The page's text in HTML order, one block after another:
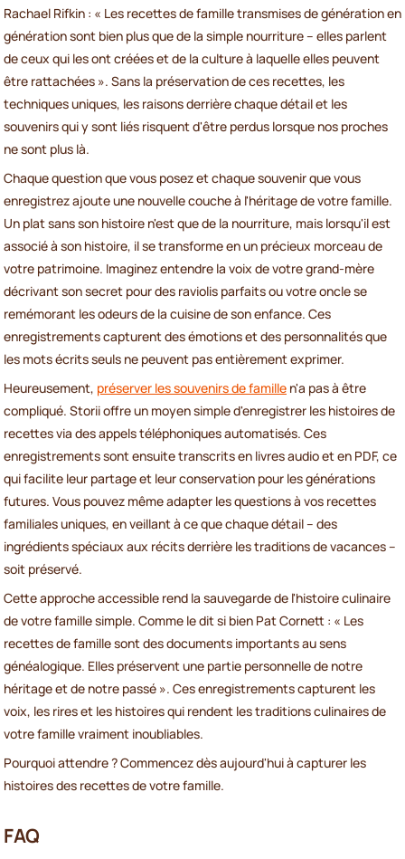
Rachael Rifkin : « Les recettes de famille transmises de génération en
génération sont bien plus que de la simple nourriture – elles parlent
de ceux qui les ont créées et de la culture à laquelle elles peuvent
être rattachées ». Sans la préservation de ces recettes, les
techniques uniques, les raisons derrière chaque détail et les
souvenirs qui y sont liés risquent d'être perdus lorsque nos proches
ne sont plus là.
Chaque question que vous posez et chaque souvenir que vous
enregistrez ajoute une nouvelle couche à l'héritage de votre famille.
Un plat sans son histoire n'est que de la nourriture, mais lorsqu'il est
associé à son histoire, il se transforme en un précieux morceau de
votre patrimoine. Imaginez entendre la voix de votre grand-mère
décrivant son secret pour des raviolis parfaits ou votre oncle se
remémorant les odeurs de la cuisine de son enfance. Ces
enregistrements capturent des émotions et des personnalités que
les mots écrits seuls ne peuvent pas entièrement exprimer.
Heureusement, préserver les souvenirs de famille n'a pas à être
compliqué. Storii offre un moyen simple d'enregistrer les histoires de
recettes via des appels téléphoniques automatisés. Ces
enregistrements sont ensuite transcrits en livres audio et en PDF, ce
qui facilite leur partage et leur conservation pour les générations
futures. Vous pouvez même adapter les questions à vos recettes
familiales uniques, en veillant à ce que chaque détail – des
ingrédients spéciaux aux récits derrière les traditions de vacances –
soit préservé.
Cette approche accessible rend la sauvegarde de l'histoire culinaire
de votre famille simple. Comme le dit si bien Pat Cornett : « Les
recettes de famille sont des documents importants au sens
généalogique. Elles préservent une partie personnelle de notre
héritage et de notre passé ». Ces enregistrements capturent les
voix, les rires et les histoires qui rendent les traditions culinaires de
votre famille vraiment inoubliables.
Pourquoi attendre ? Commencez dès aujourd'hui à capturer les
histoires des recettes de votre famille.
FAQ